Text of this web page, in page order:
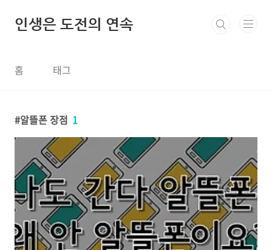
인생은 도전의 연속
홈 태그
알뜰폰 장점 1